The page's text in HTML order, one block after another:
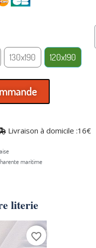
130x190 120x190
Livraison à domicile :16€
maritime
literie
favorite_border